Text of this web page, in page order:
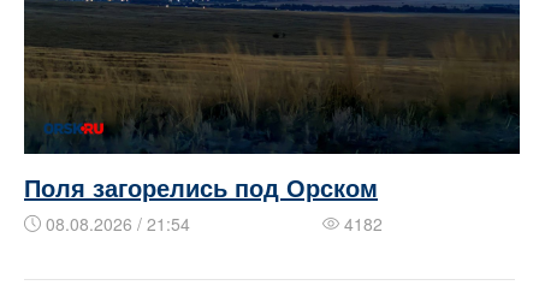
Поля загорелись под Орском
08.08.2026 / 21:54 4182